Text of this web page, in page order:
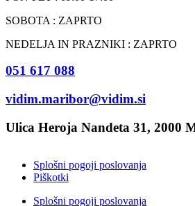
SOBOTA : ZAPRTO
NEDELJA IN PRAZNIKI : ZAPRTO
051 617 088
vidim.maribor@vidim.si
Ulica Heroja Nandeta 31, 2000
Splošni pogoji poslovanja
Piškotki
Splošni pogoji poslovanja